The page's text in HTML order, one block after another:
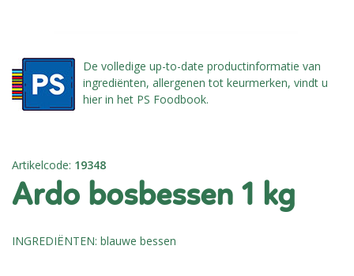
De volledige up-to-date productinformatie van
ingrediënten, allergenen tot keurmerken, vindt u
hier in het PS Foodbook.
Artikelcode: 19348
ardo bosbessen 1 kg
INGREDIËNTEN: blauwe bessen